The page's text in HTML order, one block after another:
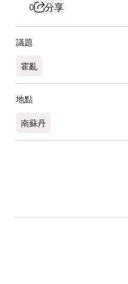
0 分享
議題
霍亂
地點
南蘇丹